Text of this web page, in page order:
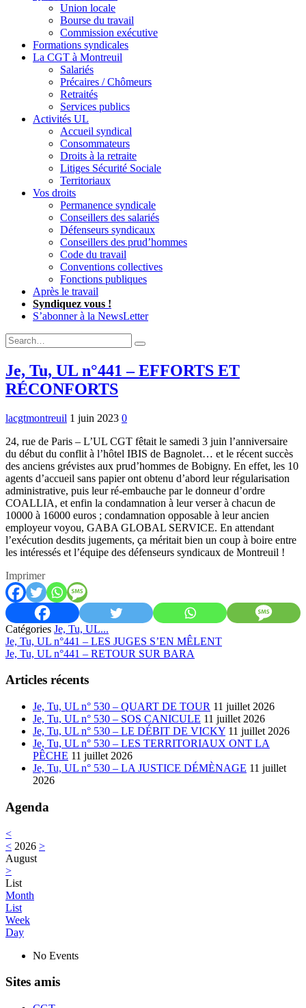
Union locale
Bourse du travail
Commission exécutive
Formations syndicales
La CGT à Montreuil
Salariés
Précaires / Chômeurs
Retraités
Services publics
Activités UL
Accueil syndical
Consommateurs
Droits à la retraite
Litiges Sécurité Sociale
Territoriaux
Vos droits
Permanence syndicale
Conseillers des salariés
Défenseurs syndicaux
Conseillers des prud’hommes
Code du travail
Conventions collectives
Fonctions publiques
Après le travail
Syndiquez vous !
S’abonner à la NewsLetter
Expand
Search
Form
Search
Je, Tu, UL n°441 – EFFORTS ET
RÉCONFORTS
lacgtmontreuil 1 juin 2023 0
24, rue de Paris – L’UL CGT fêtait le samedi 3 juin l’anniversaire
du début du conflit à l’hôtel IBIS de Bagnolet… et le récent succès
des anciens grévistes aux prud’hommes de Bobigny. En effet, les 10
agents d’accueil sans papier ont obtenu d’abord leur régularisation
administrative, puis leur ré-embauche par le donneur d’ordre
COALLIA, et enfin la condamnation à leur verser à chacun de
10000 à 16000 euros ; condamnation opposable à leur ancien
employeur voyou, GABA GLOBAL SERVICE. En attendant
l’exécution desdits jugements, ça méritait bien un coup à boire entre
les intéressés et l’équipe des défenseurs syndicaux de Montreuil !
Imprimer
Catégories Je, Tu, UL...
Previous:
Je, Tu, UL n°441 – LES JUGES S’EN MÊLENT
Next:
Je, Tu, UL n°441 – RETOUR SUR BARA
Articles récents
Je, Tu, UL n° 530 – QUART DE TOUR 11 juillet 2026
Je, Tu, UL n° 530 – SOS CANICULE 11 juillet 2026
Je, Tu, UL n° 530 – LE DÉBIT DE VICKY 11 juillet 2026
Je, Tu, UL n° 530 – LES TERRITORIAUX ONT LA
PÊCHE 11 juillet 2026
Je, Tu, UL n° 530 – LA JUSTICE DÉMÈNAGE 11 juillet
2026
Agenda
<
< 2026 >
August
>
List
Month
List
Week
Day
No Events
Sites amis